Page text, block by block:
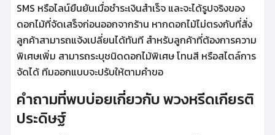
SMS หรือไลน์ยืนยันเมื่อชำระเงินสำเร็จ และจะได้รูปจริงของ
ดอกไม้ที่จัดเสร็จก่อนออกจากร้าน หากดอกไม้ไม่ตรงกับที่สั่ง
ลูกค้าสามารถแจ้งเปลี่ยนได้ทันที สำหรับลูกค้าที่ต้องการความ
พิเศษเพิ่ม สามารถระบุชนิดดอกไม้พิเศษ โทนสี หรือสไตล์การ
จัดได้ ทีมออกแบบจะปรับให้ตามคำขอ
คำถามที่พบบ่อยเกี่ยวกับ พวงหรีดเกียรติ
ประดิษฐ์